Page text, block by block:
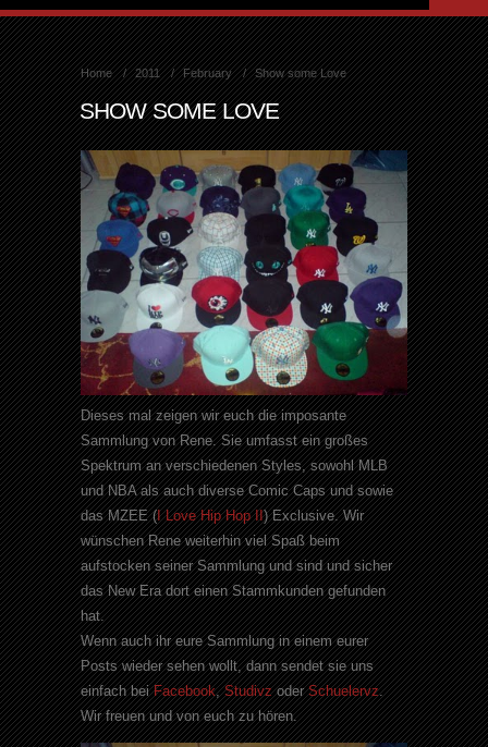
Home 2011 February Show some Love
SHOW SOME LOVE
Dieses mal zeigen wir euch die imposante
Sammlung von Rene. Sie umfasst ein großes
Spektrum an verschiedenen Styles, sowohl MLB
und NBA als auch diverse Comic Caps und sowie
das MZEE (I Love Hip Hop II) Exclusive. Wir
wünschen Rene weiterhin viel Spaß beim
aufstocken seiner Sammlung und sind und sicher
das New Era dort einen Stammkunden gefunden
hat.
Wenn auch ihr eure Sammlung in einem eurer
Posts wieder sehen wollt, dann sendet sie uns
einfach beiFacebook,StudivzoderSchuelervz.
Wir freuen und von euch zu hören.